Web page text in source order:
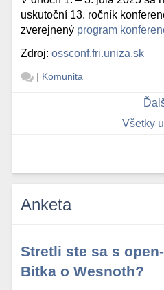
uskutoční 13. ročník
zverejnený program
Zdroj:ossconf.fri.uniza.sk
| Komunita
Všetky
Anketa
Stretli ste sa s
Bitka o Wesnoth?